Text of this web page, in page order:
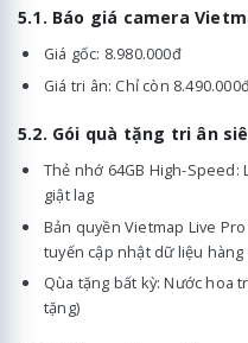
5.1. Báo giá camera
Giá gốc: 8.980.000đ
Giá tri ân: Chỉ còn
5.2. Gói quà tặng tri ân
Thẻ nhớ 64GB High-
giật lag
Bản quyền Vietmap Live
tuyến cập nhật dữ liệu hàng
Qùa tặng bất kỳ: Nước hoa
tặng)